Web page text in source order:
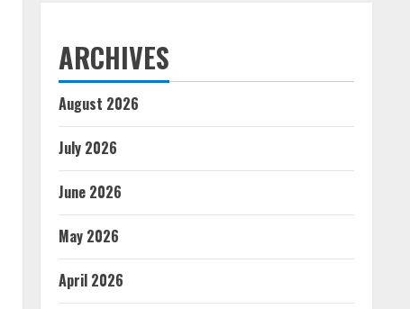
ARCHIVES
August 2026
July 2026
June 2026
May 2026
April 2026